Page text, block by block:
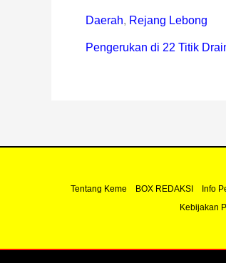
Daerah, Rejang Lebong
Pengerukan di 22 Titik
Tentang Keme BOX REDAKSI Info
Kebijakan